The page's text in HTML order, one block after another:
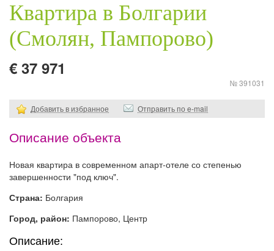
Квартира в Болгарии
(Смолян, Пампорово)
€ 37 971
№ 391031
Добавить в избранное Отправить по e-mail
Описание объекта
Новая квартира в современном апарт-отеле со степенью
завершенности "под ключ".
Страна: Болгария
Город, район: Пампорово, Центр
Описание: